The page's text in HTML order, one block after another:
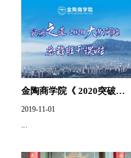
金陶商学院《 2020突破之
道》开课啦！
2019-11-01
...